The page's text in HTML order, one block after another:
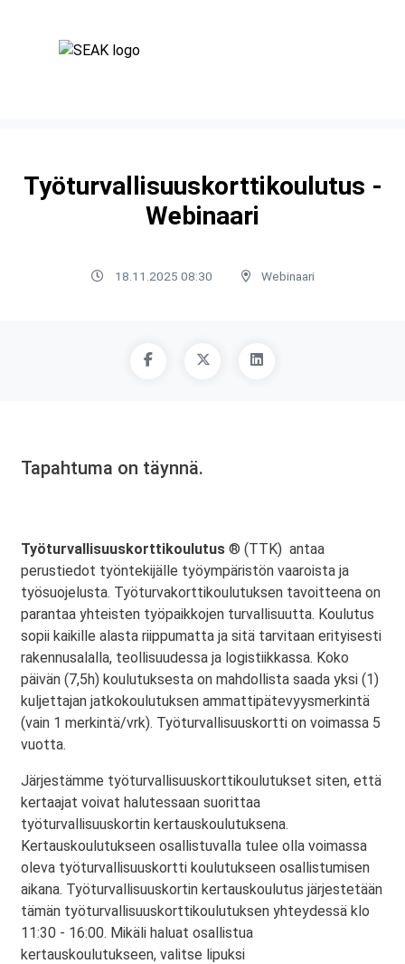
Työturvallisuuskorttikoulutus -
Webinaari
18.11.2025 08:30 Webinaari
Tapahtuma on täynnä.
Työturvallisuuskorttikoulutus ® (TTK) antaa
perustiedot työntekijälle työympäristön vaaroista ja
työsuojelusta. Työturvakorttikoulutuksen tavoitteena on
parantaa yhteisten työpaikkojen turvallisuutta. Koulutus
sopii kaikille alasta riippumatta ja sitä tarvitaan erityisesti
rakennusalalla, teollisuudessa ja logistiikkassa. Koko
päivän (7,5h) koulutuksesta on mahdollista saada yksi (1)
kuljettajan jatkokoulutuksen ammattipätevyysmerkintä
(vain 1 merkintä/vrk). Työturvallisuuskortti on voimassa 5
vuotta.
Järjestämme työturvallisuuskorttikoulutukset siten, että
kertaajat voivat halutessaan suorittaa
työturvallisuuskortin kertauskoulutuksena.
Kertauskoulutukseen osallistuvalla tulee olla voimassa
oleva työturvallisuuskortti koulutukseen osallistumisen
aikana. Työturvallisuuskortin kertauskoulutus järjestetään
tämän työturvallisuuskorttikoulutuksen yhteydessä klo
11:30 - 16:00. Mikäli haluat osallistua
kertauskoulutukseen, valitse lipuksi